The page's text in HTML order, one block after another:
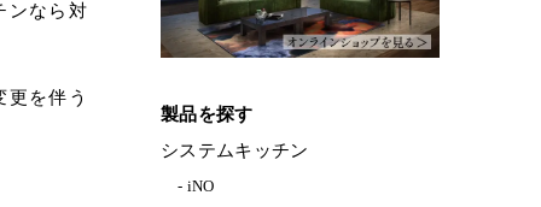
ンなら対
を伴う
製品を探す
システムキッチン
iNO